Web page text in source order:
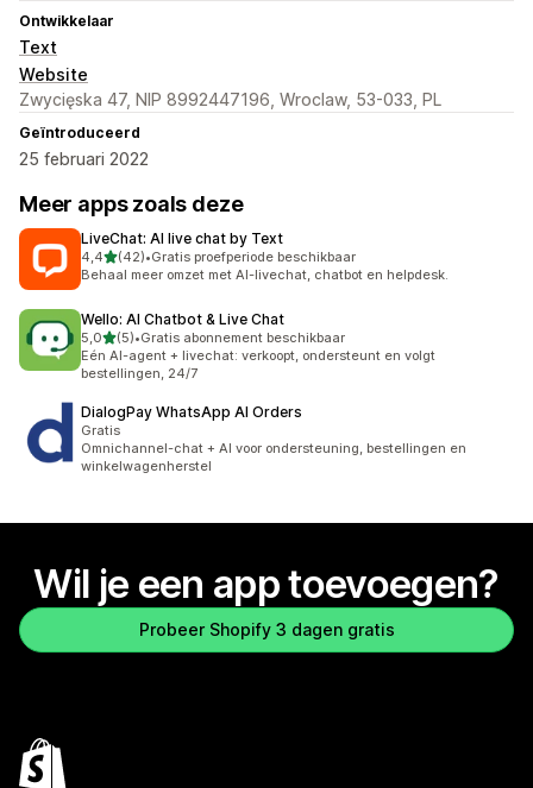
Ontwikkelaar
Text
Website
Zwycięska 47, NIP 8992447196, Wroclaw, 53-033, PL
Geïntroduceerd
25 februari 2022
Meer apps zoals deze
LiveChat: AI live chat by Text
4,4van 5 sterren
(42)
42 recensies in totaal
•Gratis proefperiode beschikbaar
Behaal meer omzet met AI-livechat, chatbot en helpdesk.
Wello: AI Chatbot & Live Chat
5,0van 5 sterren
(5)
5 recensies in totaal
•Gratis abonnement beschikbaar
Eén AI-agent + livechat: verkoopt, ondersteunt en volgt
bestellingen, 24/7
DialogPay WhatsApp AI Orders
Gratis
Omnichannel-chat + AI voor ondersteuning, bestellingen en
winkelwagenherstel
Wil je een app toevoegen?
Probeer Shopify 3 dagen gratis